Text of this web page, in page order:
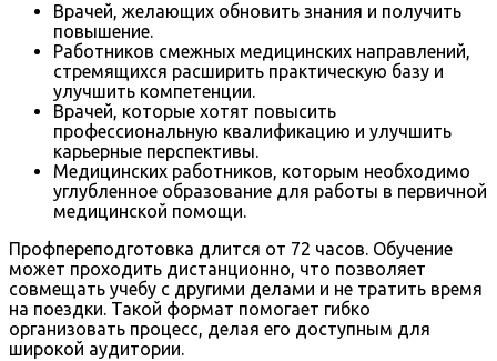
Врачей, желающих обновить знания и получить
повышение.
Работников смежных медицинских направлений,
стремящихся расширить практическую базу и
улучшить компетенции.
Врачей, которые хотят повысить
профессиональную квалификацию и улучшить
карьерные перспективы.
Медицинских работников, которым необходимо
углубленное образование для работы в первичной
медицинской помощи.
Профпереподготовка длится от 72 часов. Обучение
может проходить дистанционно, что позволяет
совмещать учебу с другими делами и не тратить время
на поездки. Такой формат помогает гибко
организовать процесс, делая его доступным для
широкой аудитории.